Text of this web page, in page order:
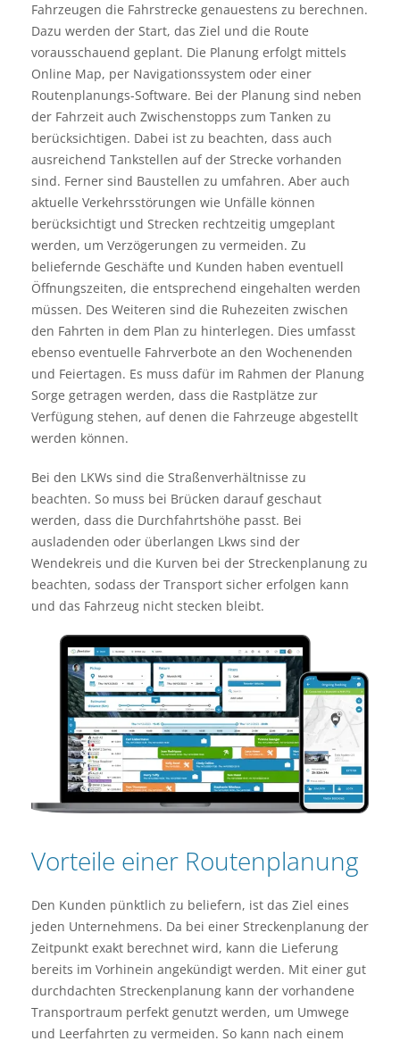
Fahrzeugen die Fahrstrecke genauestens zu berechnen.
Dazu werden der Start, das Ziel und die Route
vorausschauend geplant. Die Planung erfolgt mittels
Online Map, per Navigationssystem oder einer
Routenplanungs-Software. Bei der Planung sind neben
der Fahrzeit auch Zwischenstopps zum Tanken zu
berücksichtigen. Dabei ist zu beachten, dass auch
ausreichend Tankstellen auf der Strecke vorhanden
sind. Ferner sind Baustellen zu umfahren. Aber auch
aktuelle Verkehrsstörungen wie Unfälle können
berücksichtigt und Strecken rechtzeitig umgeplant
werden, um Verzögerungen zu vermeiden. Zu
beliefernde Geschäfte und Kunden haben eventuell
Öffnungszeiten, die entsprechend eingehalten werden
müssen. Des Weiteren sind die Ruhezeiten zwischen
den Fahrten in dem Plan zu hinterlegen. Dies umfasst
ebenso eventuelle Fahrverbote an den Wochenenden
und Feiertagen. Es muss dafür im Rahmen der Planung
Sorge getragen werden, dass die Rastplätze zur
Verfügung stehen, auf denen die Fahrzeuge abgestellt
werden können.
Bei den LKWs sind die Straßenverhältnisse zu
beachten. So muss bei Brücken darauf geschaut
werden, dass die Durchfahrtshöhe passt. Bei
ausladenden oder überlangen Lkws sind der
Wendekreis und die Kurven bei der Streckenplanung zu
beachten, sodass der Transport sicher erfolgen kann
und das Fahrzeug nicht stecken bleibt.
Vorteile einer Routenplanung
Den Kunden pünktlich zu beliefern, ist das Ziel eines
jeden Unternehmens. Da bei einer Streckenplanung der
Zeitpunkt exakt berechnet wird, kann die Lieferung
bereits im Vorhinein angekündigt werden. Mit einer gut
durchdachten Streckenplanung kann der vorhandene
Transportraum perfekt genutzt werden, um Umwege
und Leerfahrten zu vermeiden. So kann nach einem